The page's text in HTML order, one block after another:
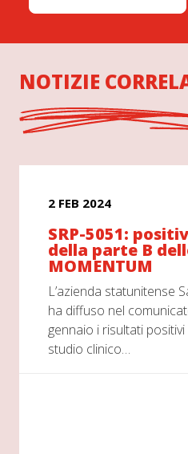
NOTIZIE
2 FEB 2024
SRP-5051:
della parte B
MOMENTUM
L’azienda statunitense
ha diffuso nel
gennaio i risultati
studio clinico…